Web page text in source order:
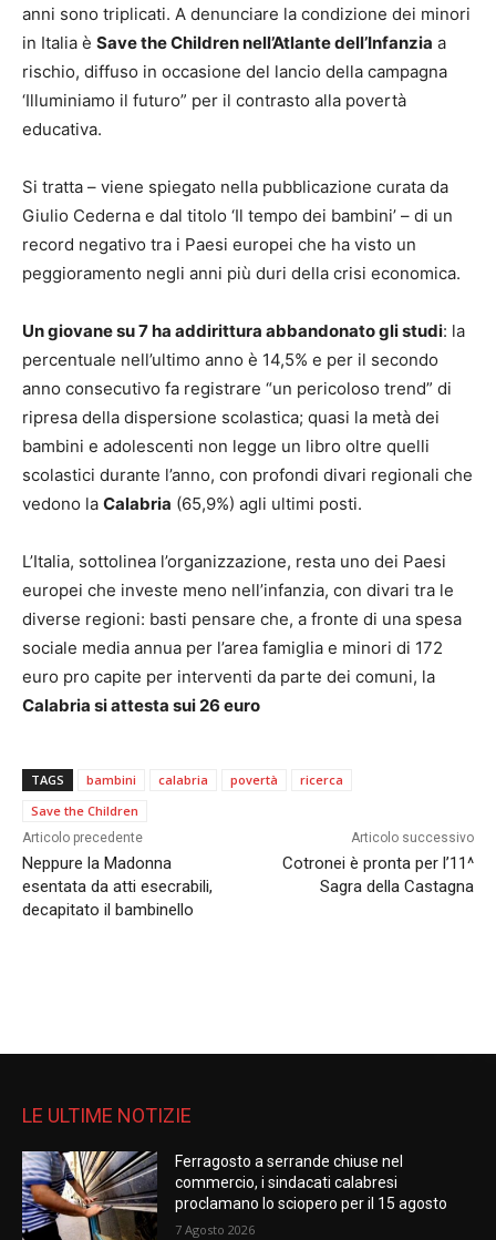
anni sono triplicati. A denunciare la condizione dei minori
in Italia è Save the Children nell’Atlante dell’Infanzia a
rischio, diffuso in occasione del lancio della campagna
‘Illuminiamo il futuro” per il contrasto alla povertà
educativa.
Si tratta – viene spiegato nella pubblicazione curata da
Giulio Cederna e dal titolo ‘Il tempo dei bambini’ – di un
record negativo tra i Paesi europei che ha visto un
peggioramento negli anni più duri della crisi economica.
Un giovane su 7 ha addirittura abbandonato gli studi: la
percentuale nell’ultimo anno è 14,5% e per il secondo
anno consecutivo fa registrare “un pericoloso trend” di
ripresa della dispersione scolastica; quasi la metà dei
bambini e adolescenti non legge un libro oltre quelli
scolastici durante l’anno, con profondi divari regionali che
vedono la Calabria (65,9%) agli ultimi posti.
L’Italia, sottolinea l’organizzazione, resta uno dei Paesi
europei che investe meno nell’infanzia, con divari tra le
diverse regioni: basti pensare che, a fronte di una spesa
sociale media annua per l’area famiglia e minori di 172
euro pro capite per interventi da parte dei comuni, la
Calabria si attesta sui 26 euro
TAGS bambini calabria povertà
ricerca
Save the Children
Articolo precedente
Neppure la Madonna
esentata da atti esecrabili,
decapitato il bambinello
Articolo successivo
Cotronei è pronta per l’11^
Sagra della Castagna
LE ULTIME NOTIZIE
Ferragosto a serrande chiuse nel
commercio, i sindacati calabresi
proclamano lo sciopero per il 15 agosto
7 Agosto 2026